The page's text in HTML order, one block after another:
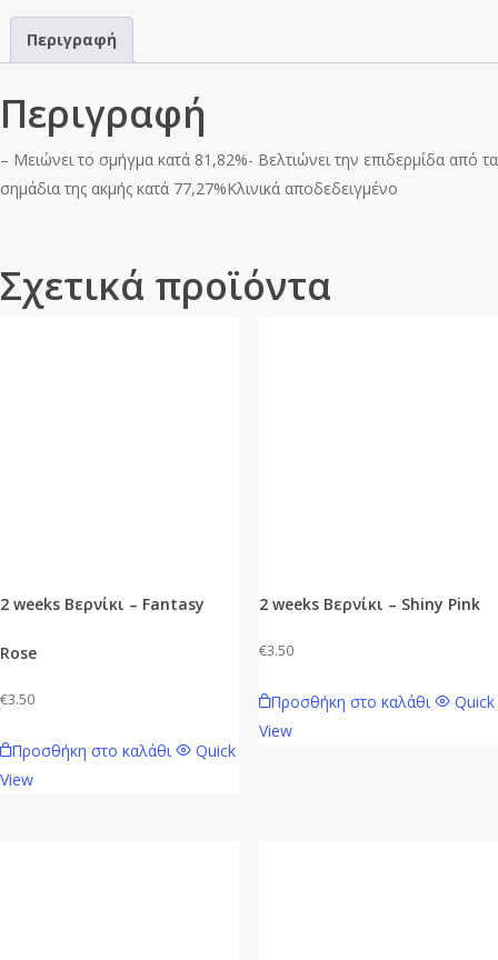
Αντιμικροβιακής
Προστασίας
ποσότητα
Περιγραφή
Περιγραφή
– Μειώνει το σμήγμα κατά 81,82%- Βελτιώνει την επιδερμίδα από τα
σημάδια της ακμής κατά 77,27%Κλινικά αποδεδειγμένο
Σχετικά προϊόντα
2 weeks Βερνίκι – Fantasy
Rose
€3.50
Προσθήκη στο καλάθι
Quick
View
2 weeks Βερνίκι – Shiny Pink
€3.50
Προσθήκη στο καλάθι
Quick
View